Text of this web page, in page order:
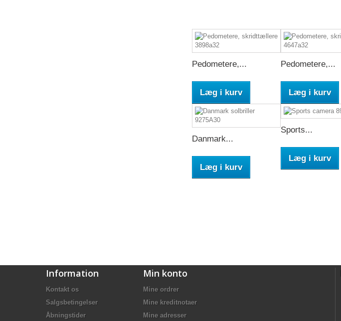
Pedometere,...
Læg i kurv
Pedometere,...
Læg i kurv
Danmark...
Læg i kurv
Sports...
Læg i kurv
Information
Kontakt os
Salgsbetingelser
Åbningstider
Min konto
Mine ordrer
Mine kreditnotaer
Mine adresser